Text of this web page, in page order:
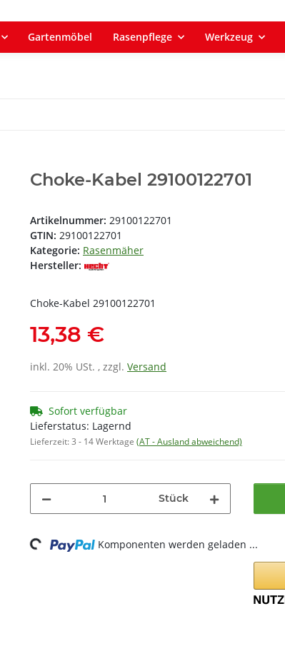
Gartenmöbel Rasenpflege Werkzeug
Choke-Kabel 29100122701
Artikelnummer: 29100122701
GTIN: 29100122701
Kategorie: Rasenmäher
Hersteller:
Choke-Kabel 29100122701
13,38 €
inkl. 20% USt. , zzgl. Versand
Sofort verfügbar
Lieferstatus: Lagernd
Lieferzeit:3 - 14 Werktage (AT - Ausland abweichend)
Stück
Loading... Komponenten werden geladen ...